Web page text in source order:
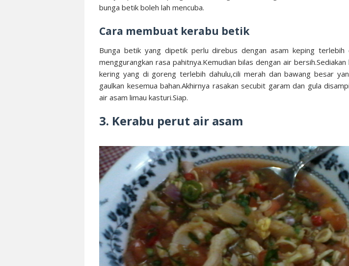
bunga betik boleh lah mencuba.
Cara membuat kerabu betik
Bunga betik yang dipetik perlu direbus dengan asam keping terlebih
menggurangkan rasa pahitnya.Kemudian bilas dengan air bersih.Sediakan
kering yang di goreng terlebih dahulu,cili merah dan bawang besar
gaulkan kesemua bahan.Akhirnya rasakan secubit garam dan gula
air asam limau kasturi.Siap.
3. Kerabu perut air asam